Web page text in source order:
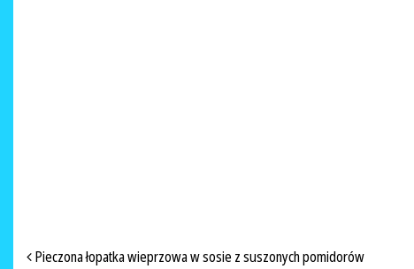
Pieczona łopatka wieprzowa w sosie z suszonych pomidorów